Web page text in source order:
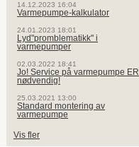
14.12.2023 16:04
Varmepumpe-kalkulator
24.01.2023 18:01
Lyd"promblematikk" i
varmepumper
02.03.2022 18:41
Jo! Service på varmepumpe ER
nødvendig!
25.03.2021 13:00
Standard montering av
varmepumpe
Vis fler